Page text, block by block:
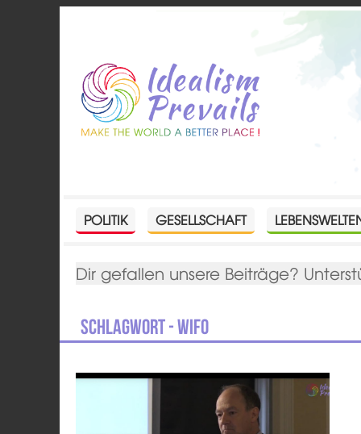
POLITIK GESELLSCHAFT
Dir gefallen unsere Beiträge?
Schlagwort - WIFO